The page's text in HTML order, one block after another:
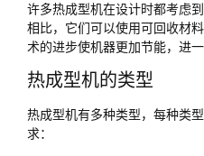
许多热成型机在设计时都考虑
相比，它们可以使用可回收材
术的进步使机器更加节能，进
热成型机的类型
热成型机有多种类型，每种类
求：